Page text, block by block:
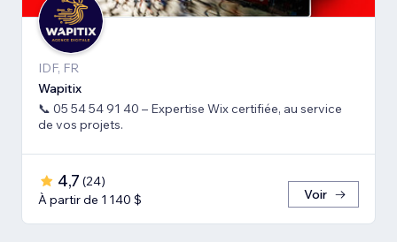
IDF, FR
Wapitix
📞 05 54 54 91 40 – Expertise Wix certifiée, au service
de vos projets.
4,7 (24)
À partir de 1 140 $
Voir